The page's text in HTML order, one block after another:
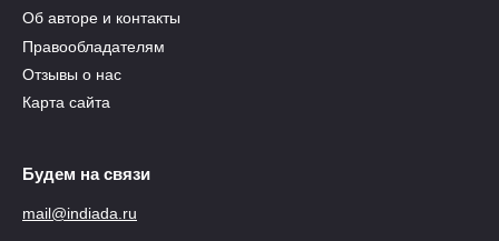
Об авторе и контакты
Правообладателям
Отзывы о нас
Карта сайта
Будем на связи
mail@indiada.ru